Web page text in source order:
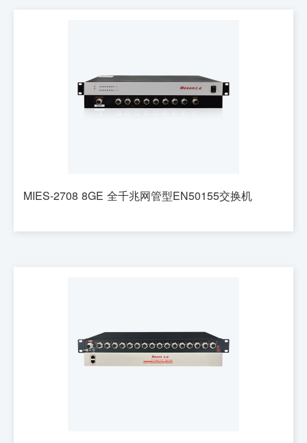
MIES-2708 8GE 全千兆网管型EN50155交换机